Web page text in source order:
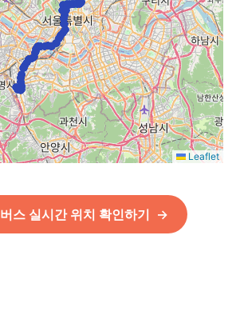
Leaflet
버스 실시간 위치 확인하기 →